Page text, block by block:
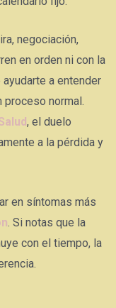
negociación,
en orden ni con la
a entender
proceso normal.
, el duelo
a la pérdida y
en síntomas más
. Si notas que la
con el tiempo, la